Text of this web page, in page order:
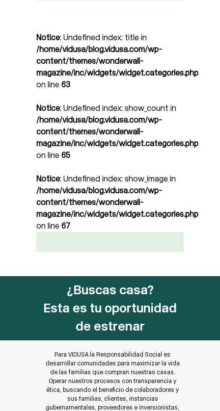
Notice: Undefined index: title in
/home/vidusa/blog.vidusa.com/wp-
content/themes/wonderwall-
magazine/inc/widgets/widget.categories.php
on line 63
Notice: Undefined index: show_count in
/home/vidusa/blog.vidusa.com/wp-
content/themes/wonderwall-
magazine/inc/widgets/widget.categories.php
on line 65
Notice: Undefined index: show_image in
/home/vidusa/blog.vidusa.com/wp-
content/themes/wonderwall-
magazine/inc/widgets/widget.categories.php
on line 67
¿Buscas casa?
Esta es tu oportunidad
de estrenar
Para VIDUSA la Responsabilidad Social es
desarrollar comunidades para maximizar la vida
de las familias que compran nuestras casas.
Operar nuestros procesos con transparencia y
ética, buscando el beneficio de colaboradores y
sus familias, clientes, instancias
gubernamentales, proveedores e inversionistas,